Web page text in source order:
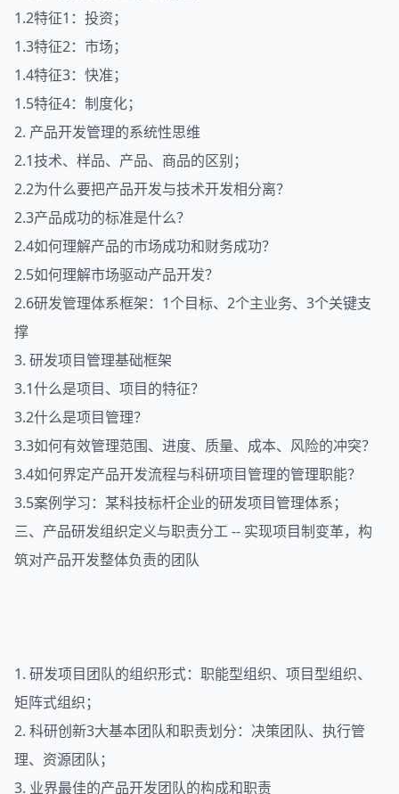
1.2特征1：投资；
1.3特征2：市场；
1.4特征3：快准；
1.5特征4：制度化；
2. 产品开发管理的系统性思维
2.1技术、样品、产品、商品的区别；
2.2为什么要把产品开发与技术开发相分离？
2.3产品成功的标准是什么？
2.4如何理解产品的市场成功和财务成功？
2.5如何理解市场驱动产品开发？
2.6研发管理体系框架：1个目标、2个主业务、3个关键支
撑
3. 研发项目管理基础框架
3.1什么是项目、项目的特征？
3.2什么是项目管理？
3.3如何有效管理范围、进度、质量、成本、风险的冲突？
3.4如何界定产品开发流程与科研项目管理的管理职能？
3.5案例学习：某科技标杆企业的研发项目管理体系；
三、产品研发组织定义与职责分工 -- 实现项目制变革，构
筑对产品开发整体负责的团队
1. 研发项目团队的组织形式：职能型组织、项目型组织、
矩阵式组织；
2. 科研创新3大基本团队和职责划分：决策团队、执行管
理、资源团队；
3. 业界最佳的产品开发团队的构成和职责